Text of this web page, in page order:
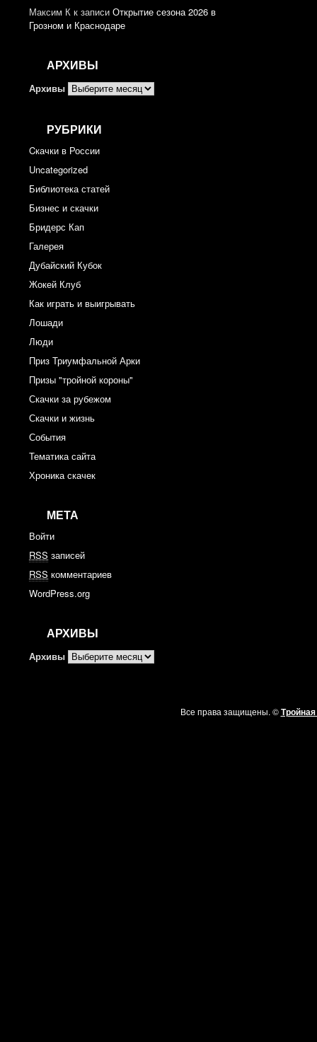
Максим К к записи Открытие сезона 2026 в
Грозном и Краснодаре
АРХИВЫ
Архивы
РУБРИКИ
Cкачки в России
Uncategorized
Библиотека статей
Бизнес и скачки
Бридерс Кап
Галерея
Дубайский Кубок
Жокей Клуб
Как играть и выигрывать
Лошади
Люди
Приз Триумфальной Арки
Призы "тройной короны"
Скачки за рубежом
Скачки и жизнь
События
Тематика сайта
Хроника скачек
МЕТА
Войти
RSS записей
RSS комментариев
WordPress.org
АРХИВЫ
Архивы
Все права защищены. ©